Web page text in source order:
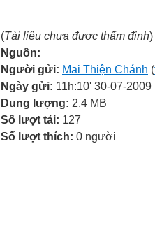
(Tài liệu chưa được thẩm định)
Nguồn:
Người gửi: Mai Thiện Chánh (
Ngày gửi: 11h:10' 30-07-2009
Dung lượng: 2.4 MB
Số lượt tải: 127
Số lượt thích: 0 người